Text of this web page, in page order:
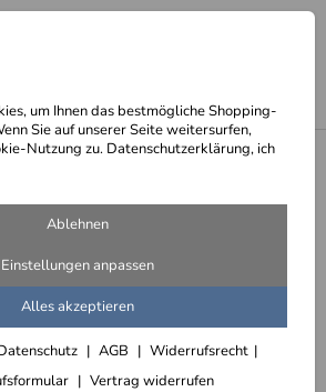
um Ihnen das bestmögliche Shopping-
Sie auf unserer Seite weitersurfen,
Nutzung zu. Datenschutzerklärung, ich
Ablehnen
Einstellungen anpassen
Alles akzeptieren
AGB
Widerrufsrecht
Vertrag widerrufen
Sortieren